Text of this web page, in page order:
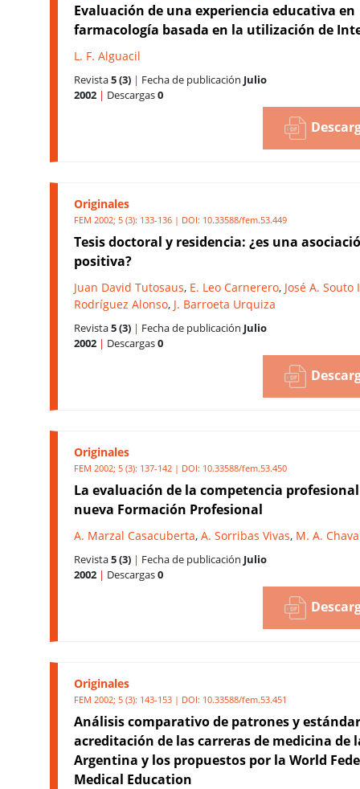
Evaluación de una experiencia educativa en
farmacología basada en la utilización de
L. F. Alguacil
Revista5 (3) | Fecha de publicación Julio
2002 | Descargas0
Originales
FEM 2002; 5 (3): 133-136 | DOI: 10.33588/fem.53.449
Tesis doctoral y residencia: ¿es una
positiva?
Juan David Tutosaus, E. Leo Carnerero, José A. Souto
Rodríguez Alonso, J. Barroeta Urquiza
Revista5 (3) | Fecha de publicación Julio
2002 | Descargas0
Originales
FEM 2002; 5 (3): 137-142 | DOI: 10.33588/fem.53.450
La evaluación de la competencia
nueva Formación Profesional
A. Marzal Casacuberta, A. Sorribas Vivas, M. A.
Revista5 (3) | Fecha de publicación Julio
2002 | Descargas0
Originales
FEM 2002; 5 (3): 143-153 | DOI: 10.33588/fem.53.451
Análisis comparativo de patrones y
acreditación de las carreras de medicina de
Argentina y los propuestos por la World
Medical Education